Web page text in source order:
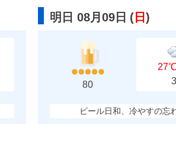
明日 08月09日 ( 日 )
80
27℃
ビール日和、冷やすの忘